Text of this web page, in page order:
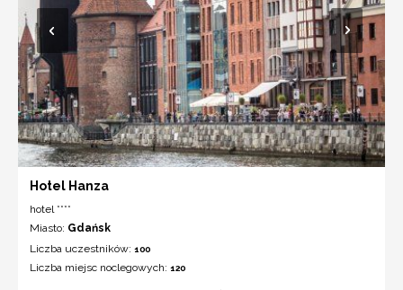
Hotel Hanza
hotel ****
Miasto: Gdańsk
Liczba uczestników: 100
Liczba miejsc noclegowych: 120